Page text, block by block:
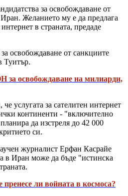
за освобождаване от
Желанието му е да предлага
в страната, предаде
освобождаване от санкциите
Туитър.
за освобождаване на милиарди,
услугата за сателитен интернет
континенти - "включително
да изстреля до 42 000
си.
журналист Ерфан Касрайе
в Иран може да бъде "истинска
ли войната в космоса?